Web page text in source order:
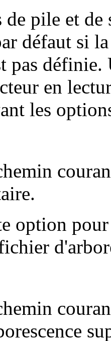
pile et de
défaut si
pas
en
les
option